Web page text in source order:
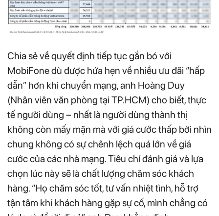
Chia sẻ về quyết định tiếp tục gắn bó với
MobiFone dù được hứa hẹn về nhiều ưu đãi “hấp
dẫn” hơn khi chuyển mạng, anh Hoàng Duy
(Nhân viên văn phòng tại TP.HCM) cho biết, thực
tế người dùng – nhất là người dùng thành thị
không còn mấy mặn mà với giá cước thấp bởi nhìn
chung không có sự chênh lệch quá lớn về giá
cước của các nhà mạng. Tiêu chí đánh giá và lựa
chọn lúc này sẽ là chất lượng chăm sóc khách
hàng. “Họ chăm sóc tốt, tư vấn nhiệt tình, hỗ trợ
tận tâm khi khách hàng gặp sự cố, mình chẳng có